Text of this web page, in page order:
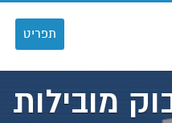
Toggle
navigation
תפריט
מובילות